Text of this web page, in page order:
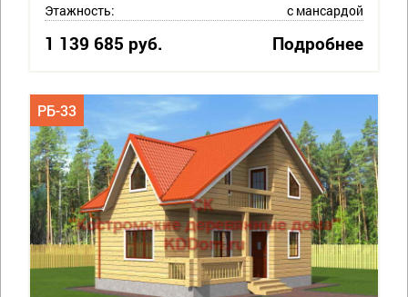
Этажность: с мансардой
1 139 685 руб. Подробнее
РБ-33